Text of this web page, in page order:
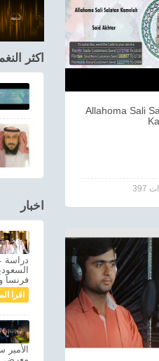
Allahoma Sali
اكثر
اخبار
دراسة
فرنسا
اقرا